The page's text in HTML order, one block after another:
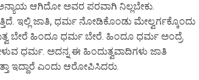
ಆಗಿದೋ ಅವರ ಪರವಾಗಿ ನಿಲ್ಲಬೇಕು.
ಇಲ್ಲಿ ಜಾತಿ, ಧರ್ಮ ನೋಡಿಕೊಂಡು ಮೇಲ್ವರ್ಗಕ್ಕೊಂದು
ಬೇರೆ ಹಿಂದೂ ಧರ್ಮ ಬೇರೆ. ಹಿಂದೂ ಧರ್ಮ ಅಂದ್ರೆ
ಧರ್ಮ. ಅದನ್ನ ಈ ಹಿಂದುತ್ವವಾದಿಗಳು ಜಾತಿ
ಇದ್ದಾರೆ ಎಂದು ಆರೋಪಿಸಿದರು.